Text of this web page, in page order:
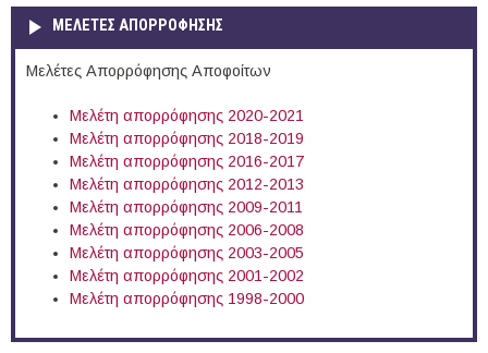
ΜΕΛΕΤΕΣ ΑΠΟΡΡΟΦΗΣΗΣ
Μελέτες Απορρόφησης Αποφοίτων
Μελέτη απορρόφησης 2020-2021
Μελέτη απορρόφησης 2018-2019
Μελέτη απορρόφησης 2016-2017
Μελέτη απορρόφησης 2012-2013
Μελέτη απορρόφησης 2009-2011
Μελέτη απορρόφησης 2006-2008
Μελέτη απορρόφησης 2003-2005
Μελέτη απορρόφησης 2001-2002
Μελέτη απορρόφησης 1998-2000